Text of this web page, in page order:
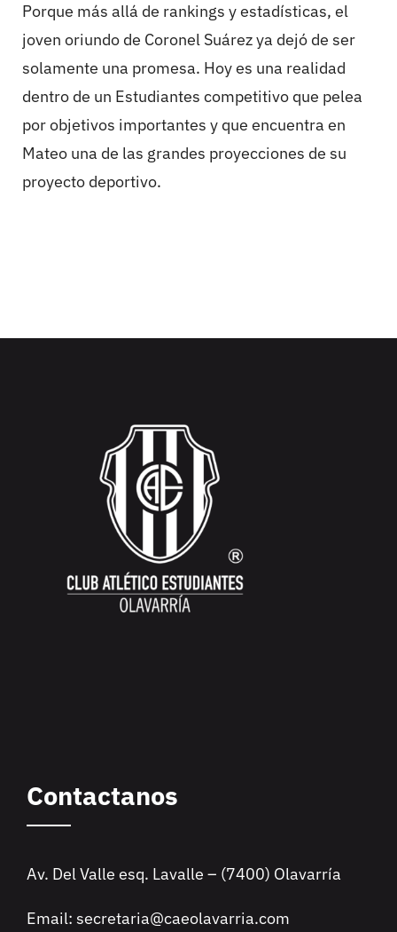
Porque más allá de rankings y estadísticas, el
joven oriundo de Coronel Suárez ya dejó de ser
solamente una promesa. Hoy es una realidad
dentro de un Estudiantes competitivo que pelea
por objetivos importantes y que encuentra en
Mateo una de las grandes proyecciones de su
proyecto deportivo.
Contactanos
Av. Del Valle esq. Lavalle – (7400) Olavarría
Email: secretaria@caeolavarria.com